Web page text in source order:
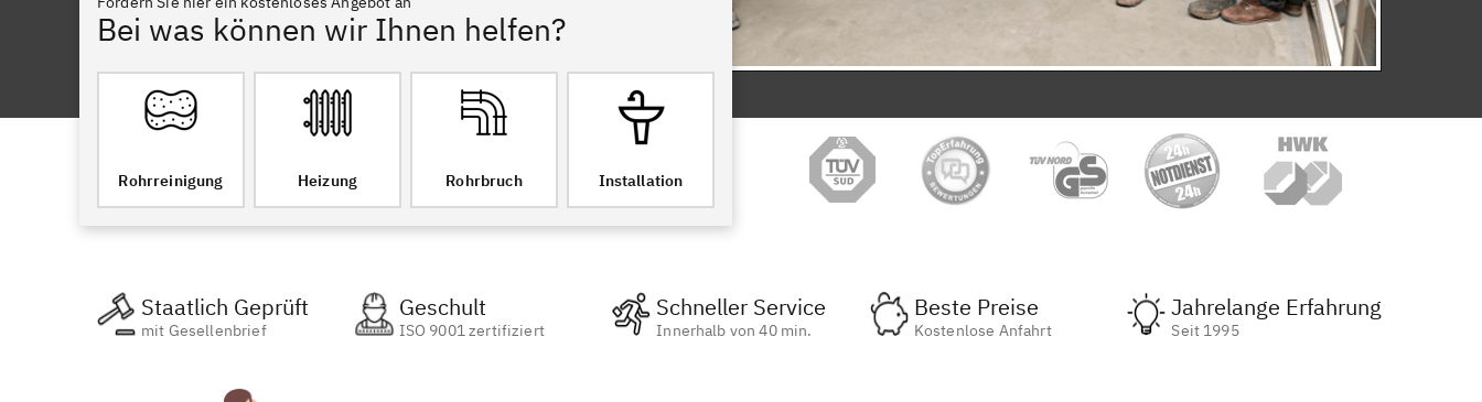
Bei was können wir Ihnen helfen?
Rohrreinigung Heizung Rohrbruch Installation
Staatlich Geprüft
mit Gesellenbrief
Geschult
ISO 9001 zertifiziert
Schneller Service
Innerhalb von 40 min.
Beste Preise
Kostenlose Anfahrt
Jahrelange Erfahrung
Seit 1995